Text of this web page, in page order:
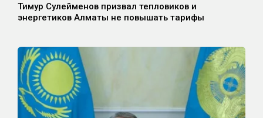
Тимур Сулейменов призвал тепловиков и
энергетиков Алматы не повышать тарифы